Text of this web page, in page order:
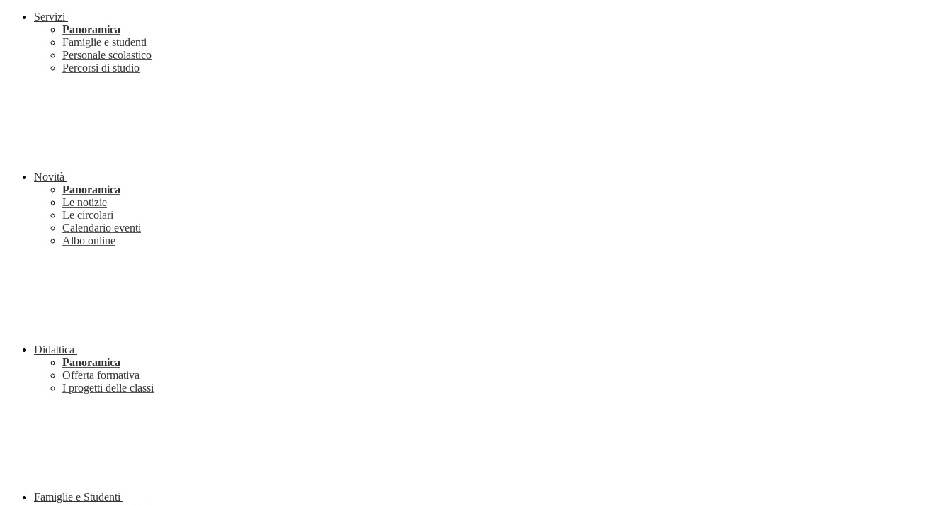
Servizi
Panoramica
Famiglie e studenti
Personale scolastico
Percorsi di studio
Novità
Panoramica
Le notizie
Le circolari
Calendario eventi
Albo online
Didattica
Panoramica
Offerta formativa
I progetti delle classi
Famiglie e Studenti